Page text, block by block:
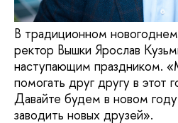
В традиционном
ректор Вышки Ярослав
наступающим праздником.
помогать друг другу в этот
Давайте будем в новом
заводить новых друзей».